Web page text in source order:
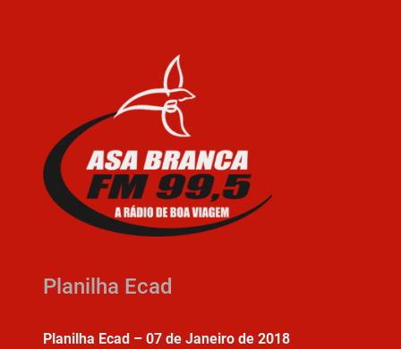
Planilha Ecad
Planilha Ecad – 07 de Janeiro de 2018